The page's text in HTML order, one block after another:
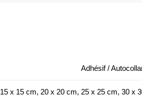
Adhésif /
x 15 cm, 20 x 20 cm, 25 x 25 cm, 30 x